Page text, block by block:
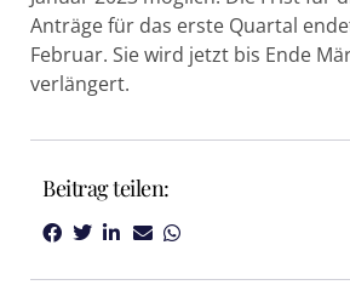
Anträge für das erste Quartal
Februar. Sie wird jetzt bis Ende
verlängert.
Beitrag teilen: